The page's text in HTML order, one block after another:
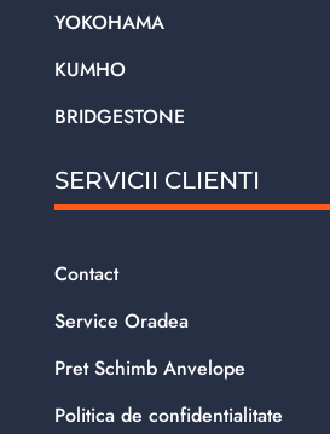
YOKOHAMA
KUMHO
BRIDGESTONE
SERVICII CLIENTI
Contact
Service Oradea
Pret Schimb Anvelope
Politica de confidentialitate